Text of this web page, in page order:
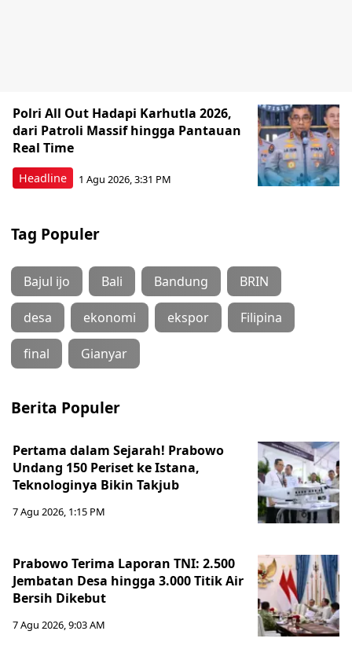
Headline
Polri All Out Hadapi Karhutla 2026,
dari Patroli Massif hingga Pantauan
Real Time
1 Agu 2026, 3:31 PM
Tag Populer
Bajul ijo Bali Bandung BRIN
desa ekonomi ekspor Filipina
final Gianyar
Berita Populer
Pertama dalam Sejarah! Prabowo
Undang 150 Periset ke Istana,
Teknologinya Bikin Takjub
7 Agu 2026, 1:15 PM
Prabowo Terima Laporan TNI: 2.500
Jembatan Desa hingga 3.000 Titik Air
Bersih Dikebut
7 Agu 2026, 9:03 AM